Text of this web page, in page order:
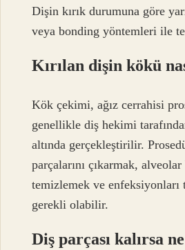
Dişin kırık durumuna göre
veya bonding yöntemleri ile
Kırılan dişin kökü
Kök çekimi, ağız cerrahisi
genellikle diş hekimi
altında gerçekleştirilir.
parçalarını çıkarmak,
temizlemek ve
gerekli olabilir.
Diş parçası kalırsa